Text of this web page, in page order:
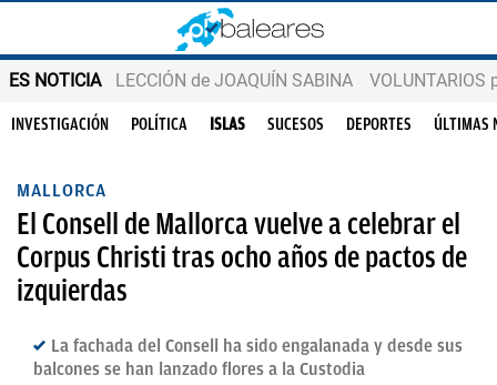
ES NOTICIA LECCIÓN de JOAQUÍN SABINA VOLUNTARIOS
INVESTIGACIÓN POLÍTICA ISLAS SUCESOS DEPORTES ÚLTIMAS
MALLORCA
El Consell de Mallorca vuelve a celebrar el
Corpus Christi tras ocho años de pactos de
izquierdas
La fachada del Consell ha sido engalanada y desde sus
balcones se han lanzado flores a la Custodia